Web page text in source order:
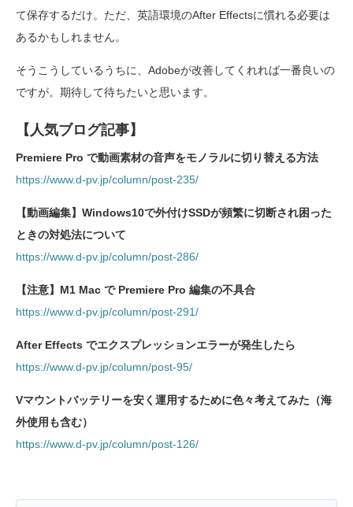
て保存するだけ。ただ、英語環境のAfter Effectsに慣れる必要は
あるかもしれません。
そうこうしているうちに、Adobeが改善してくれれば一番良いの
ですが。期待して待ちたいと思います。
【人気ブログ記事】
Premiere Pro で動画素材の音声をモノラルに切り替える方法
https://www.d-pv.jp/column/post-235/
【動画編集】Windows10で外付けSSDが頻繁に切断され困った
ときの対処法について
https://www.d-pv.jp/column/post-286/
【注意】M1 Mac で Premiere Pro 編集の不具合
https://www.d-pv.jp/column/post-291/
After Effects でエクスプレッションエラーが発生したら
https://www.d-pv.jp/column/post-95/
Vマウントバッテリーを安く運用するために色々考えてみた（海
外使用も含む）
https://www.d-pv.jp/column/post-126/